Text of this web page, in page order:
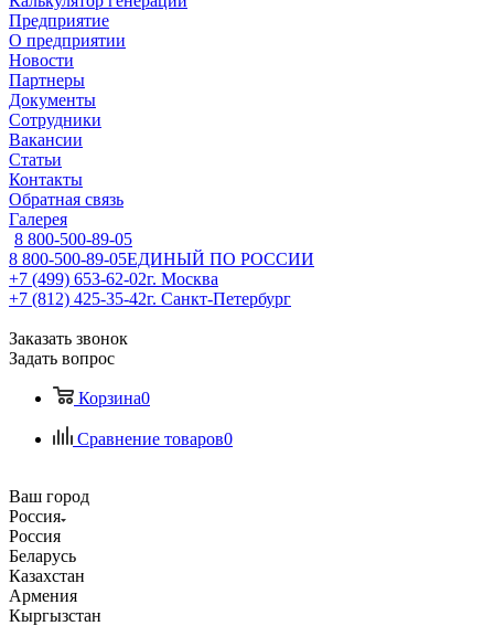
Предприятие
О предприятии
Новости
Партнеры
Документы
Сотрудники
Вакансии
Статьи
Контакты
Обратная связь
Галерея
8 800-500-89-05
8 800-500-89-05ЕДИНЫЙ ПО РОССИИ
+7 (499) 653-62-02г. Москва
+7 (812) 425-35-42г. Санкт-Петербург
Заказать звонок
Задать вопрос
Корзина0
Сравнение товаров0
Ваш город
Россия
Россия
Беларусь
Казахстан
Армения
Кыргызстан